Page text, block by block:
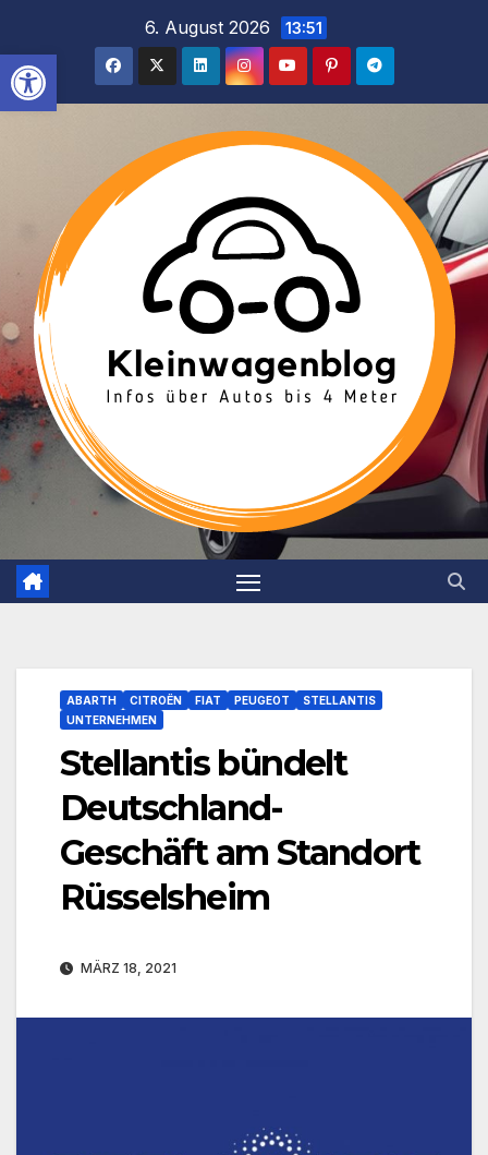
Werkzeugleiste öffnen
springen
6. August 2026 13:51
ABARTH CITROËN FIAT PEUGEOT
STELLANTIS
UNTERNEHMEN
Stellantis bündelt
Deutschland-
Geschäft am Standort
Rüsselsheim
MÄRZ 18, 2021